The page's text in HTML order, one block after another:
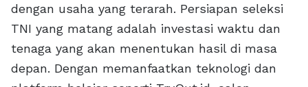
dengan usaha yang terarah. Persiapan seleksi
TNI yang matang adalah investasi waktu dan
tenaga yang akan menentukan hasil di masa
depan. Dengan memanfaatkan teknologi dan